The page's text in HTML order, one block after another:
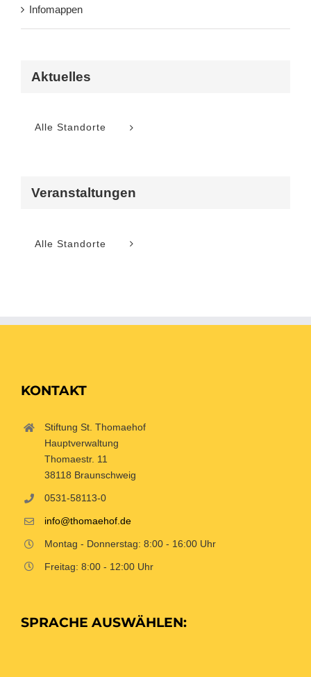
Infomappen
Aktuelles
Alle Standorte
Veranstaltungen
Alle Standorte
KONTAKT
Stiftung St. Thomaehof
Hauptverwaltung
Thomaestr. 11
38118 Braunschweig
0531-58113-0
info@thomaehof.de
Montag - Donnerstag: 8:00 - 16:00 Uhr
Freitag: 8:00 - 12:00 Uhr
SPRACHE AUSWÄHLEN: